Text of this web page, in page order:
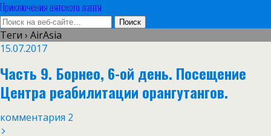
Приключения вятского лаптя
Теги › AirAsia
15.07.2017
Часть 9. Борнео, 6-ой день. Посещение
Центра реабилитации орангутангов.
комментария 2